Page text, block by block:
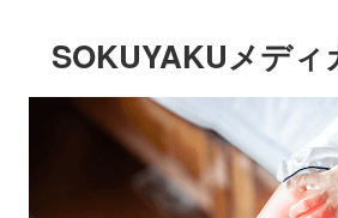
SOKUYAKUメディ